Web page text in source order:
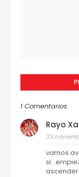
1 Comentarios
Rayo
23
vamos